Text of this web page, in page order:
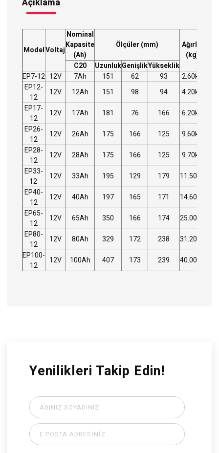
Açıklama
ModelVoltaj
Nominal
Kapasite
(Ah)
Ölçüler (mm)
Ağırlık
(kg)
C20
UzunlukGenişlikYükseklik
EP7-12 12V 7Ah 151 62 93 2.60kg
EP12-
12
12V 12Ah 151 98 94 4.20kg
EP17-
12
12V 17Ah 181 76 166 6.20kg
EP26-
12
12V 26Ah 175 166 125 9.60kg
EP28-
12
12V 28Ah 175 166 125 9.70kg
EP33-
12
12V 33Ah 195 129 179 11.50kg
EP40-
12
12V 40Ah 197 165 171 14.60kg
EP65-
12
12V 65Ah 350 166 174 25.00kg
EP80-
12
12V 80Ah 329 172 238 31.20kg
EP100-
12
12V 100Ah 407 173 239 40.00kg
Yenilikleri Takip Edin!